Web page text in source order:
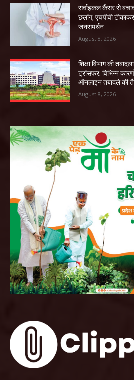
सर्वाइकल कैंसर से
छलांग, एचपीवी
जनसमर्थन
August 8, 2026
शिक्षा विभाग की
ट्रांसफर, विभिन्न
ऑनलाइन तबादले की
August 8, 2026